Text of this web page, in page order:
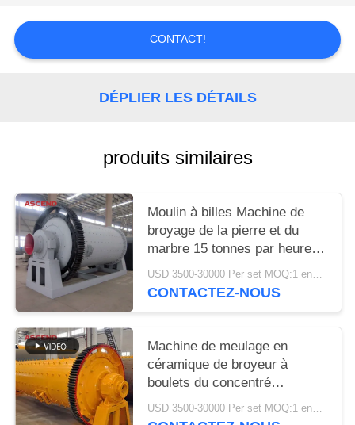
CONFIDENTIALITÉ
CONTACT!
DÉPLIER LES DÉTAILS
produits similaires
Moulin à billes Machine de
broyage de la pierre et du
marbre 15 tonnes par heure
Type d'équipement minier
CONTACTEZ-NOUS
Machine de meulage en
céramique de broyeur à
boulets du concentré
1200x4500 d'extraction de l'orUSD 3500-30000 Per set MOQ:1 ensemble